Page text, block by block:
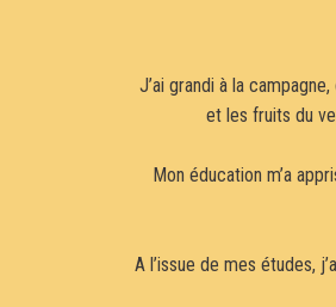
J’ai grandi à la
et les fruits du
Mon éducation m’a
A l’issue de mes études,